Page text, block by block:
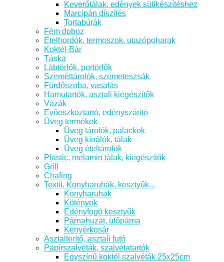
Keverőtálak, edények sütikészítéshez
Marcipán díszítés
Tortabúrák
Fém doboz
Ételhordók, termoszok, utazópoharak
Koktél-Bár
Táska
Lábtörlők, portörlők
Szeméttárolók, szemeteszsák
Fürdőszoba, vasalás
Hamutartók, asztali kiegészítők
Vázák
Evőeszköztartó, edényszárító
Üveg termékek
Üveg tárolók, palackok
Üveg kínálók, tálak
Üveg ételtárolók
Plastic, melamin tálak, kiegészítők
Grill
Chafing
Textil, Konyharuhák, kesztyűk...
Konyharuhák
Kötények
Edényfogó kesztyűk
Párnahuzat, ülőpárna
Kenyérkosár
Asztalterítő, asztali futó
Papírszalvéták, szalvétatartók
Egyszínű koktél szalvéták 25x25cm